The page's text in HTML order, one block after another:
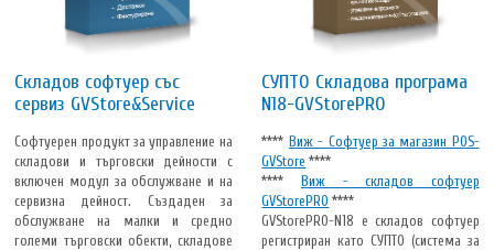
Складов софтуер със
сервиз GVStore&Service
Софтуерен продукт за управление на
складови и търговски дейности с
включен модул за обслужване и на
сервизна дейност. Създаден за
обслужване на малки и средно
големи търговски обекти, складове
СУПТО Складова програма
N18-GVStorePRO
**** Виж - Софтуер за магазин POS-
GVStore ****
**** Виж - складов софтуер
GVStorePRO ****
GVStorePRO-N18 e складов софтуер
регистриран като СУПТО (система за